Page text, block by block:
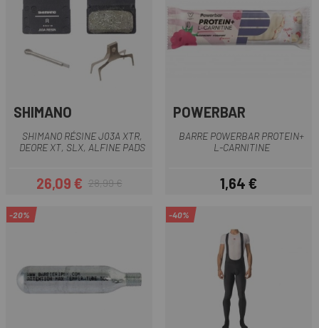
SHIMANO
SHIMANO RÉSINE J03A XTR,
DEORE XT, SLX, ALFINE PADS
Prix
26,09 €Prix habituel
28,99 €
POWERBAR
BARRE POWERBAR PROTEIN+
L-CARNITINE
Prix
1,64 €
-20% -40%